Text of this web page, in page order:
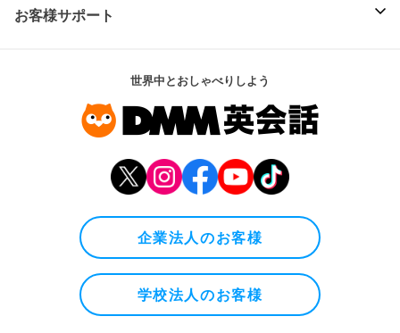
お客様サポート
世界中とおしゃべりしよう
企業法人のお客様
学校法人のお客様